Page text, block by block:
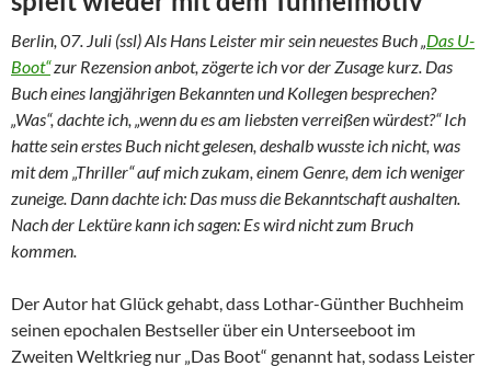
Berlin, 07. Juli (ssl) Als Hans Leister mir sein neuestes Buch „Das U-
Boot“zur Rezension anbot, zögerte ich vor der Zusage kurz. Das
Buch eines langjährigen Bekannten und Kollegen besprechen?
„Was“, dachte ich, „wenn du es am liebsten verreißen würdest?“ Ich
hatte sein erstes Buch nicht gelesen, deshalb wusste ich nicht, was
mit dem „Thriller“ auf mich zukam, einem Genre, dem ich weniger
zuneige. Dann dachte ich: Das muss die Bekanntschaft aushalten.
Nach der Lektüre kann ich sagen: Es wird nicht zum Bruch
kommen.
Der Autor hat Glück gehabt, dass Lothar-Günther Buchheim
seinen epochalen Bestseller über ein Unterseeboot im
Zweiten Weltkrieg nur „Das Boot“ genannt hat, sodass Leister